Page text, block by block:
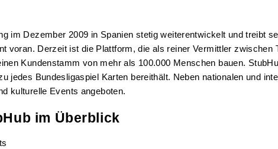
im Dezember 2009 in Spanien stetig weiterentwickelt und treibt
voran. Derzeit ist die Plattform, die als reiner Vermittler zwischen
Kundenstamm von mehr als 100.000 Menschen bauen.
jedes Bundesligaspiel Karten bereithält. Neben nationalen und
kulturelle Events angeboten.
im Überblick